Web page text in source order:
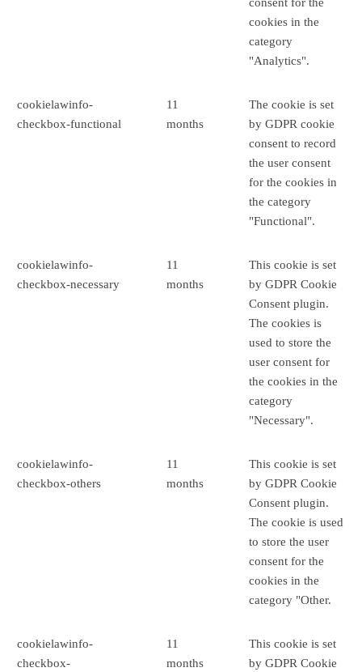
cookies in the
category
"Analytics".
cookielawinfo-
checkbox-functional
11
months
The cookie is set
by GDPR cookie
consent to record
the user consent
for the cookies in
the category
"Functional".
cookielawinfo-
checkbox-necessary
11
months
This cookie is set
by GDPR Cookie
Consent plugin.
The cookies is
used to store the
user consent for
the cookies in the
category
"Necessary".
cookielawinfo-
checkbox-others
11
months
This cookie is set
by GDPR Cookie
Consent plugin.
The cookie is used
to store the user
consent for the
cookies in the
category "Other.
cookielawinfo-
checkbox-
11
months
This cookie is set
by GDPR Cookie